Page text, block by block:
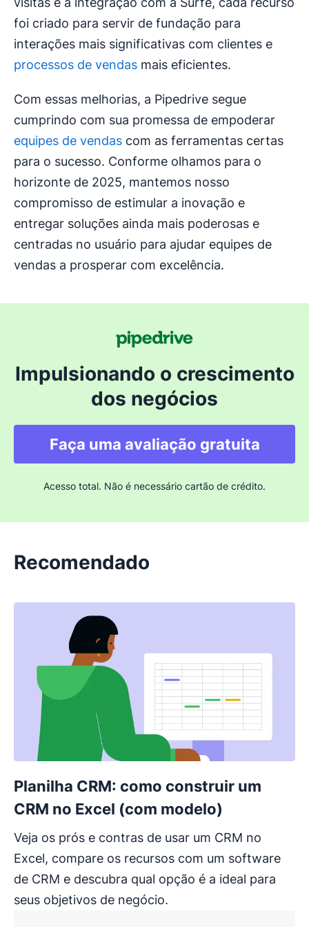
foi criado para servir de fundação para
interações mais significativas com clientes e
processos de vendas mais eficientes.
Com essas melhorias, a Pipedrive segue
cumprindo com sua promessa de empoderar
equipes de vendas com as ferramentas certas
para o sucesso. Conforme olhamos para o
horizonte de 2025, mantemos nosso
compromisso de estimular a inovação e
entregar soluções ainda mais poderosas e
centradas no usuário para ajudar equipes de
vendas a prosperar com excelência.
Impulsionando o crescimento
dos negócios
Faça uma avaliação gratuita
Acesso total. Não é necessário cartão de crédito.
Recomendado
Planilha CRM: como construir um
CRM no Excel (com modelo)
Veja os prós e contras de usar um CRM no
Excel, compare os recursos com um software
de CRM e descubra qual opção é a ideal para
seus objetivos de negócio.